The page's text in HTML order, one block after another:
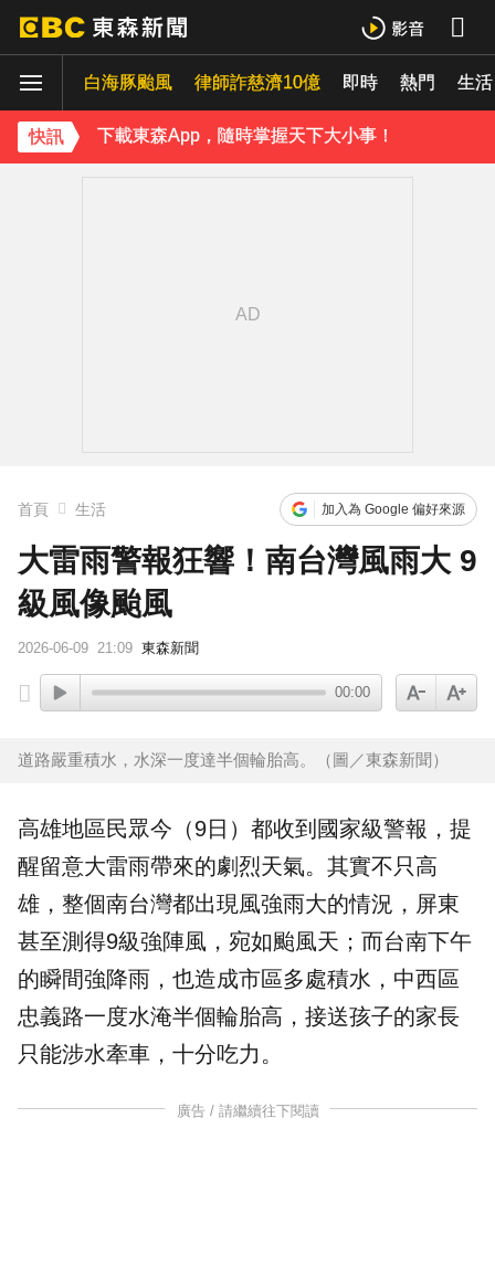
白海豚颱風 律師詐慈濟10億 即時 熱門 生活
快訊
下載東森App，隨時掌握天下大小事！
首頁 生活 加入為 Google 偏好來源
大雷雨警報狂響！南台灣風雨大 9
級風像颱風
2026-06-09 21:09 東森新聞
00:00
道路嚴重積水，水深一度達半個輪胎高。（圖／東森新聞）
高雄地區民眾今（9日）都收到國家級警報，提
醒留意大雷雨帶來的劇烈天氣。其實不只高
雄，整個南台灣都出現風強雨大的情況， 屏東
甚至測得9級強陣風，宛如颱風天；而台南下午
的瞬間強降雨，也造成市區多處積水，中西區
忠義路一度水淹半個輪胎高，接送孩子的家長
只能涉水牽車，十分吃力。
廣告 / 請繼續往下閱讀